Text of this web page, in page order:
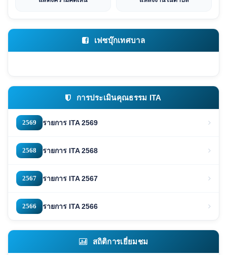
เฟซบุ๊กเทศบาล
การประเมินคุณธรรม ITA
2569 รายการ ITA 2569
2568 รายการ ITA 2568
2567 รายการ ITA 2567
2566 รายการ ITA 2566
สถิติการเยี่ยมชม